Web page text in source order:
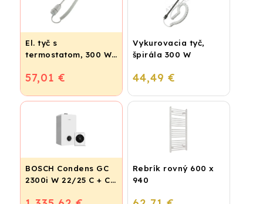
El. tyč s
termostatom, 300 W
57,01 €
Vykurovacia tyč,
špirála 300 W
44,49 €
BOSCH Condens GC
2300i W 22/25 C + CR
Rebrík rovný 600 x
940